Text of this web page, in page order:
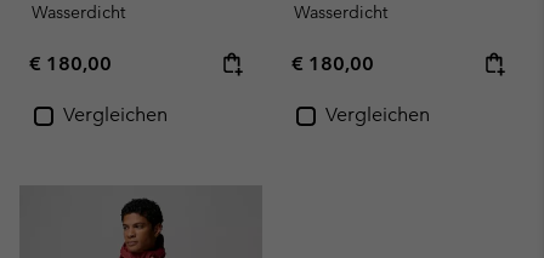
Wasserdicht
Regular price:
€ 180,00
Vergleichen
Wasserdicht
Regular price:
€ 180,00
Vergleichen